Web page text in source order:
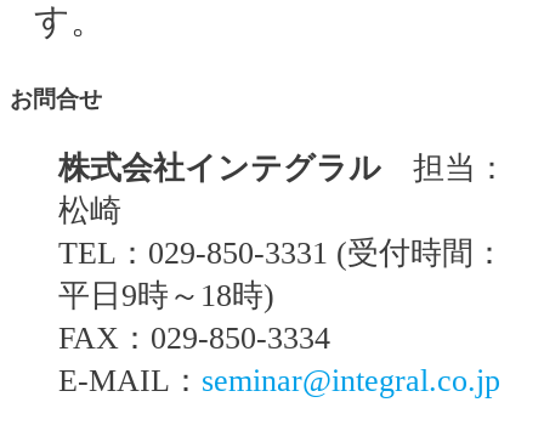
す。
お問合せ
株式会社インテグラル 担当：
松崎
TEL：029-850-3331 (受付時間：
平日9時～18時)
FAX：029-850-3334
E-MAIL： seminar@integral.co.jp